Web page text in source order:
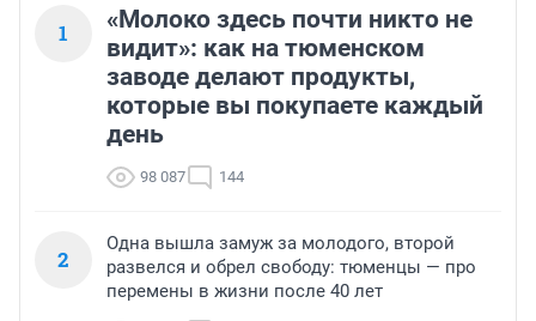
1
«Молоко здесь почти никто не
видит»: как на тюменском
заводе делают продукты,
которые вы покупаете каждый
день
98 087 144
2
Одна вышла замуж за молодого, второй
развелся и обрел свободу: тюменцы — про
перемены в жизни после 40 лет